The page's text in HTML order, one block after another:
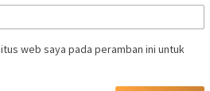
web saya pada peramban ini untuk